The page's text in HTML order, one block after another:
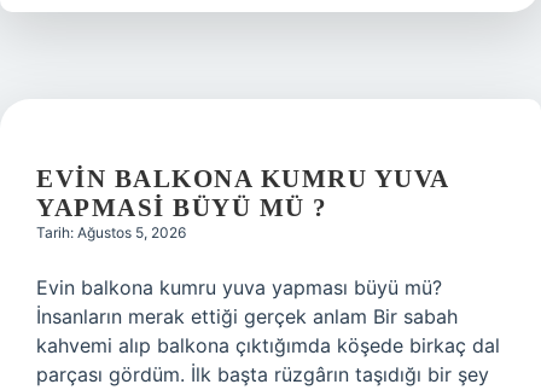
?
EVIN BALKONA KUMRU YUVA
YAPMASI BÜYÜ MÜ ?
Tarih: Ağustos 5, 2026
Evin balkona kumru yuva yapması büyü mü?
İnsanların merak ettiği gerçek anlam Bir sabah
kahvemi alıp balkona çıktığımda köşede birkaç dal
parçası gördüm. İlk başta rüzgârın taşıdığı bir şey